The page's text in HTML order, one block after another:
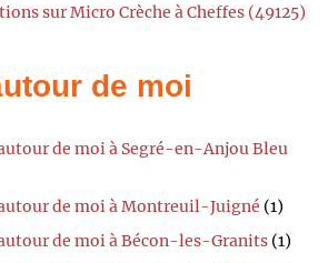
sur Micro Crèche à Cheffes (49125)
de moi
de moi à Segré-en-Anjou Bleu
de moi à Montreuil-Juigné (1)
de moi à Bécon-les-Granits (1)